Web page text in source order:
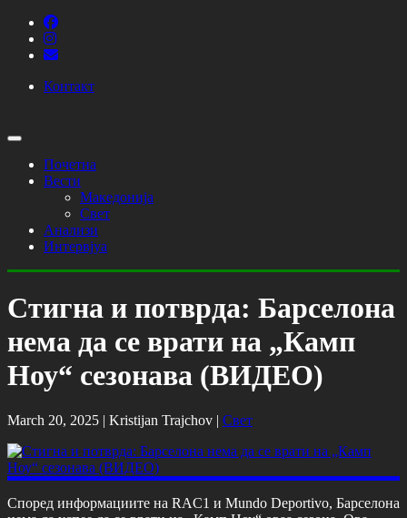
Контакт
Почетна
Вести
Македонија
Свет
Анализи
Интервјуа
Стигна и потврда: Барселона
нема да се врати на „Камп
Ноу“ сезонава (ВИДЕО)
March 20, 2025 | Kristijan Trajchov | Свет
Според информациите на RAC1 и Mundo Deportivo, Барселона